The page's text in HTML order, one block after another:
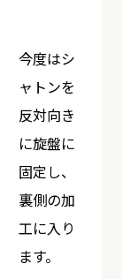
今度はシ
ャトンを
反対向き
に旋盤に
固定し、
裏側の加
工に入り
ます。